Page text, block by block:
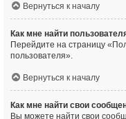
Вернуться к началу
Как мне найти
Перейдите на страницу
пользователя».
Вернуться к началу
Как мне найти свои
Вы можете найти свои